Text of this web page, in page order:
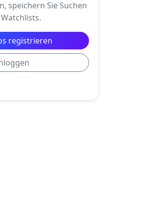
speichern Sie Suchen
registrieren